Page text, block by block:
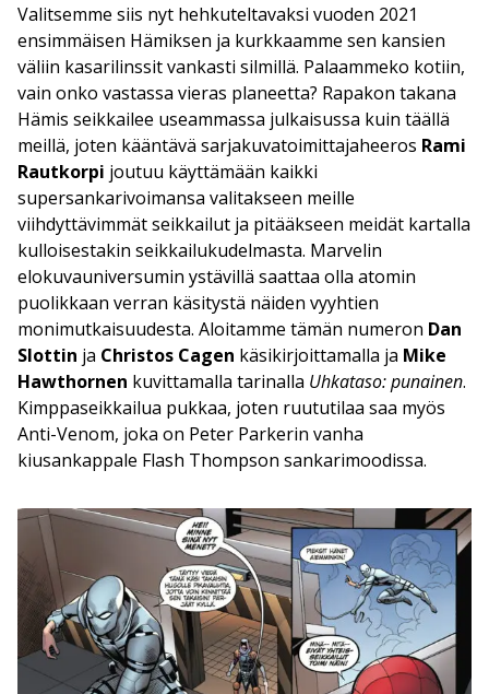
Valitsemme siis nyt hehkuteltavaksi vuoden 2021
ensimmäisen Hämiksen ja kurkkaamme sen kansien
väliin kasarilinssit vankasti silmillä. Palaammeko kotiin,
vain onko vastassa vieras planeetta? Rapakon takana
Hämis seikkailee useammassa julkaisussa kuin täällä
meillä, joten kääntävä sarjakuvatoimittajaheeros Rami
Rautkorpi joutuu käyttämään kaikki
supersankarivoimansa valitakseen meille
viihdyttävimmät seikkailut ja pitääkseen meidät kartalla
kulloisestakin seikkailukudelmasta. Marvelin
elokuvauniversumin ystävillä saattaa olla atomin
puolikkaan verran käsitystä näiden vyyhtien
monimutkaisuudesta. Aloitamme tämän numeron Dan
Slottin ja Christos Cagen käsikirjoittamalla ja Mike
Hawthornen kuvittamalla tarinalla Uhkataso: punainen.
Kimppaseikkailua pukkaa, joten ruututilaa saa myös
Anti-Venom, joka on Peter Parkerin vanha
kiusankappale Flash Thompson sankarimoodissa.